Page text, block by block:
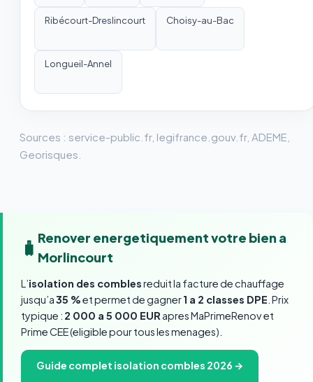
Ribécourt-Dreslincourt Choisy-au-Bac
Longueil-Annel
Sources : service-public.fr, legifrance.gouv.fr, ADEME,
Georisques.
🧳 Renover energetiquement votre bien a
Morlincourt
L’isolation des comblesreduit la facture de chauffage
jusqu’a35 %et permet de gagner1 a 2 classes DPE . Prix
typique : 2 000 a 5 000 EUR apres MaPrimeRenov et
Prime CEE (eligible pour tous les menages).
Guide complet isolation combles 2026 →